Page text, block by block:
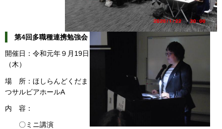
第4回多職種連携勉強会
開催日：令和元年９月19日
（木）
場 所：ほしらんどくだま
つサルビアホールA
内 容：
〇ミニ講演